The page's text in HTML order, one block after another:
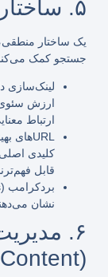
۵. ساختار و معماری سایت
یک ساختار
جستجو کمک
لینک‌سازی
ارزش
ارتباط
URL‌های
کلیدی
قابل
بردکرامب (
نشان
۶.
(Duplicate Content)